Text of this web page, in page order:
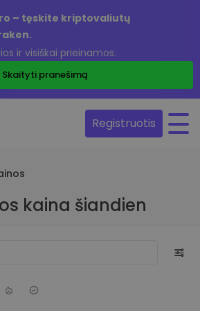
– tęskite kriptovaliutų
ir visiškai prieinamos.
Skaityti pranešimą
Registruotis
kaina šiandien